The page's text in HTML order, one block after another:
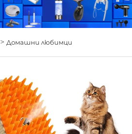
> Домашни любимци